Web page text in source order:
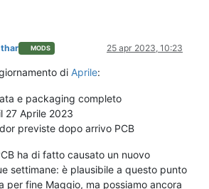
MODS 25 apr 2023, 10:23
di Aprile:
e packaging completo
27 Aprile 2023
previste dopo arrivo PCB
ha di fatto causato un nuovo
settimane: è plausibile a questo punto
per fine Maggio, ma possiamo ancora